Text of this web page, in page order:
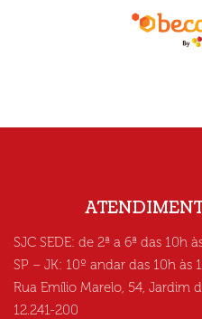
SJC SEDE: de 2ª a 6ª das 10h
SP – JK: 10º andar das 10h às
Rua Emílio Marelo, 54, Jardim
12.241-200